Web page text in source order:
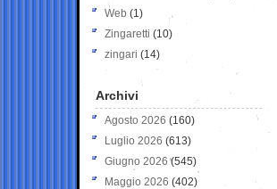
Web (1)
Zingaretti (10)
zingari (14)
Archivi
Agosto 2026 (160)
Luglio 2026 (613)
Giugno 2026 (545)
Maggio 2026 (402)